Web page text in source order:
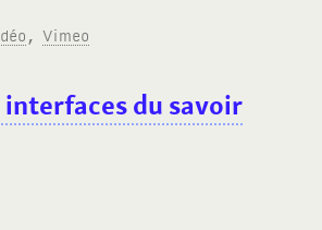
,Vimeo
interfaces du savoir